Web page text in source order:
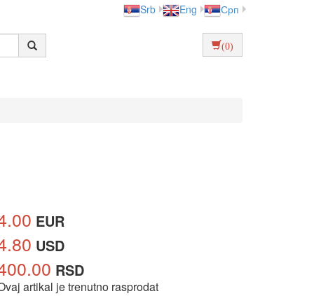
Srb Eng Срп
(0)
EUR
USD
RSD
artikal je trenutno rasprodat